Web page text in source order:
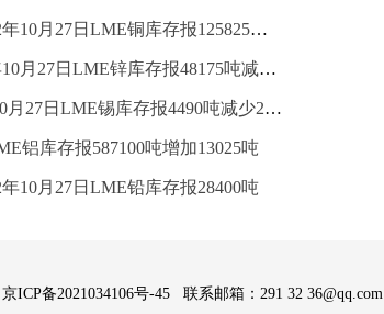
27日LME铜库存报125825吨减少4975吨
27日LME锌库存报48175吨减少750吨
27日LME锡库存报4490吨减少25吨
铝库存报587100吨增加13025吨
10月27日LME铅库存报28400吨
京ICP备2021034106号-45联系邮箱：291 32 36@qq.com